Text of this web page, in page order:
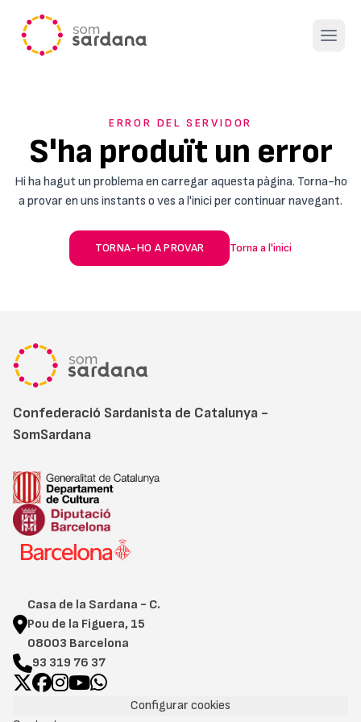
Open
ERROR DEL SERVIDOR
S'ha produït un error
Hi ha hagut un problema en carregar aquesta pàgina. Torna-ho
a provar en uns instants o ves a l'inici per continuar navegant.
TORNA-HO A PROVAR Torna a l'inici
Confederació Sardanista de Catalunya -
SomSardana
Casa de la Sardana - C.
Pou de la Figuera, 15
08003 Barcelona
93 319 76 37
Configurar cookies